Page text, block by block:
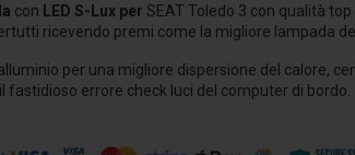
con LED S-Lux per SEAT Toledo 3 con qualità top
ricevendo premi come la migliore lampada
per una migliore dispersione del calore,
fastidioso errore check luci del computer di bordo.